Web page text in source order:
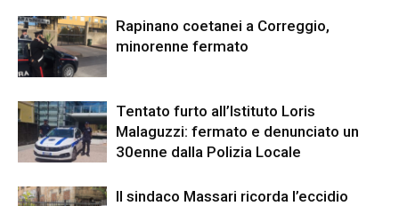
Rapinano coetanei a Correggio,
minorenne fermato
Tentato furto all’Istituto Loris
Malaguzzi: fermato e denunciato un
30enne dalla Polizia Locale
Il sindaco Massari ricorda l’eccidio